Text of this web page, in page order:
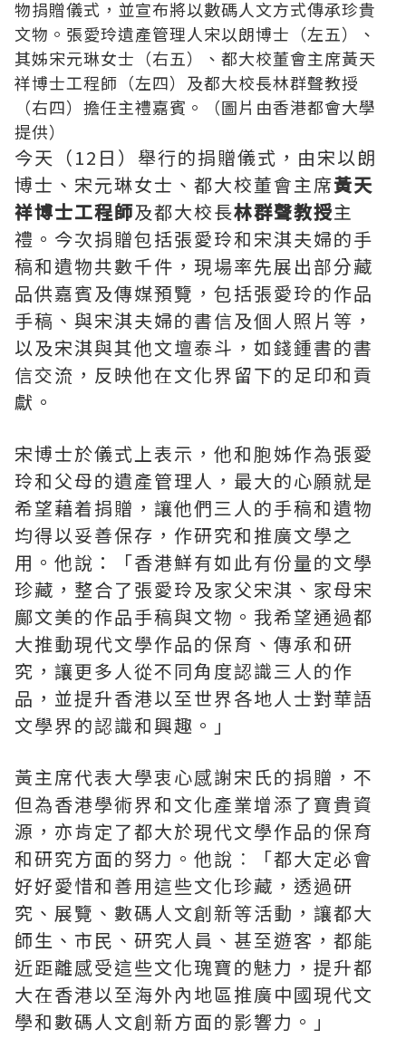
物捐贈儀式，並宣布將以數碼人文方式傳承珍貴
文物。張愛玲遺產管理人宋以朗博士（左五）、
其姊宋元琳女士（右五）、都大校董會主席黃天
祥博士工程師（左四）及都大校長林群聲教授
（右四）擔任主禮嘉賓。（圖片由香港都會大學
提供）
今天（12日）舉行的捐贈儀式，由宋以朗
博士、宋元琳女士、都大校董會主席黃天
祥博士工程師及都大校長林群聲教授主
禮。今次捐贈包括張愛玲和宋淇夫婦的手
稿和遺物共數千件，現場率先展出部分藏
品供嘉賓及傳媒預覽，包括張愛玲的作品
手稿、與宋淇夫婦的書信及個人照片等，
以及宋淇與其他文壇泰斗，如錢鍾書的書
信交流，反映他在文化界留下的足印和貢
獻。
宋博士於儀式上表示，他和胞姊作為張愛
玲和父母的遺產管理人，最大的心願就是
希望藉着捐贈，讓他們三人的手稿和遺物
均得以妥善保存，作研究和推廣文學之
用。他說：「香港鮮有如此有份量的文學
珍藏，整合了張愛玲及家父宋淇、家母宋
鄺文美的作品手稿與文物。我希望通過都
大推動現代文學作品的保育、傳承和研
究，讓更多人從不同角度認識三人的作
品，並提升香港以至世界各地人士對華語
文學界的認識和興趣。」
黃主席代表大學衷心感謝宋氏的捐贈，不
但為香港學術界和文化產業增添了寶貴資
源，亦肯定了都大於現代文學作品的保育
和研究方面的努力。他說︰「都大定必會
好好愛惜和善用這些文化珍藏，透過研
究、展覽、數碼人文創新等活動，讓都大
師生、市民、研究人員、甚至遊客，都能
近距離感受這些文化瑰寶的魅力，提升都
大在香港以至海外內地區推廣中國現代文
學和數碼人文創新方面的影響力。」